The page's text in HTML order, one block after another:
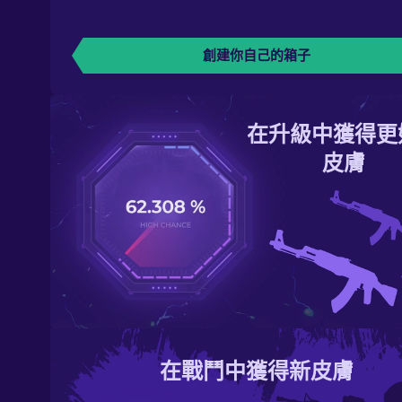
創建你自己的箱子
在升級中獲得
皮膚
在戰鬥中獲得新皮膚